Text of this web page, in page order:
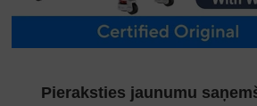
Pieraksties jaunumu